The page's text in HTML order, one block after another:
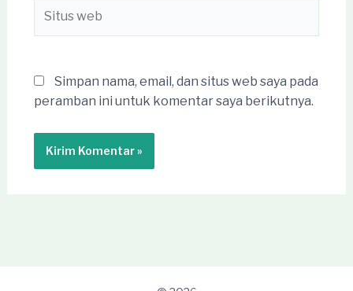
web
Simpan nama, email, dan situs web saya pada
peramban ini untuk komentar saya berikutnya.